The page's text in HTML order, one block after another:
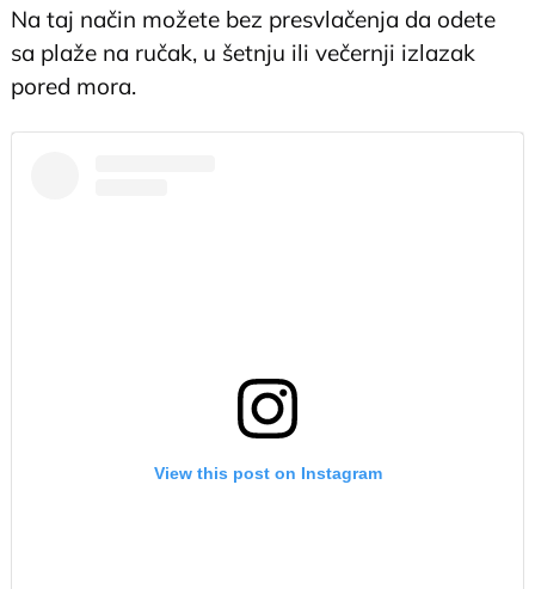
Na taj način možete bez presvlačenja da odete
sa plaže na ručak, u šetnju ili večernji izlazak
pored mora.
View this post on Instagram